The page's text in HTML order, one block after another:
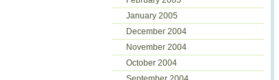
January 2005
December 2004
November 2004
October 2004